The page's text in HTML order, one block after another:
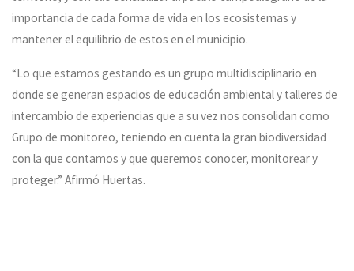
importancia de cada forma de vida en los ecosistemas y
mantener el equilibrio de estos en el municipio.
“Lo que estamos gestando es un grupo multidisciplinario en
donde se generan espacios de educación ambiental y talleres de
intercambio de experiencias que a su vez nos consolidan como
Grupo de monitoreo, teniendo en cuenta la gran biodiversidad
con la que contamos y que queremos conocer, monitorear y
proteger.” Afirmó Huertas.